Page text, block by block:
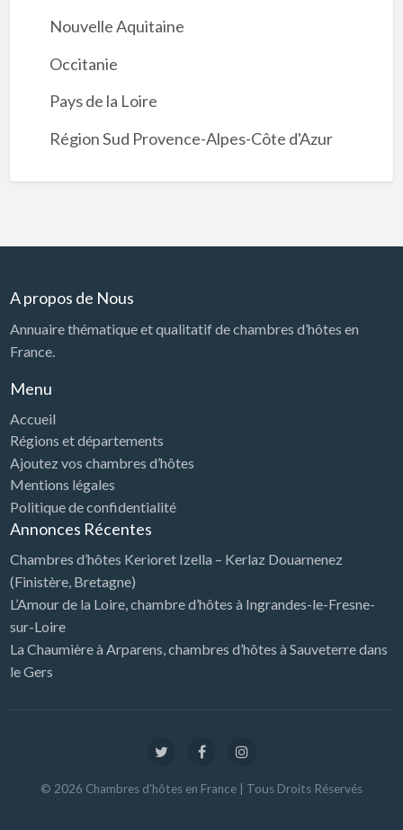
Nouvelle Aquitaine
Occitanie
Pays de la Loire
Région Sud Provence-Alpes-Côte d'Azur
A propos de Nous
Annuaire thématique et qualitatif de chambres d’hôtes en
France.
Menu
Accueil
Régions et départements
Ajoutez vos chambres d’hôtes
Mentions légales
Politique de confidentialité
Annonces Récentes
Chambres d’hôtes Kerioret Izella – Kerlaz Douarnenez
(Finistère, Bretagne)
L’Amour de la Loire, chambre d’hôtes à Ingrandes-le-Fresne-
sur-Loire
La Chaumière à Arparens, chambres d’hôtes à Sauveterre dans
le Gers
© 2026 Chambres d'hôtes en France | Tous Droits Réservés